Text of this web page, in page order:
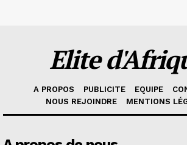
Elite
A PROPOS PUBLICITE EQUIPE
NOUS REJOINDRE
MENTIONS